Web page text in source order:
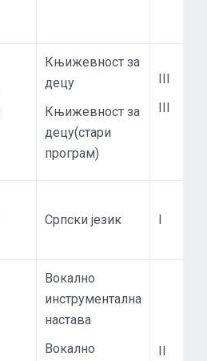
Књижевност за
децу
Књижевност за
децу(стари
програм)
III
III
Српски језик I
Вокално
инструментална
настава
Вокално
II